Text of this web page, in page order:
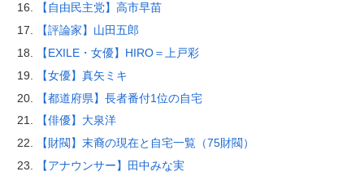
【自由民主党】高市早苗
【評論家】山田五郎
【EXILE・女優】HIRO＝上戸彩
【女優】真矢ミキ
【都道府県】長者番付1位の自宅
【俳優】大泉洋
【財閥】末裔の現在と自宅一覧（75財閥）
【アナウンサー】田中みな実